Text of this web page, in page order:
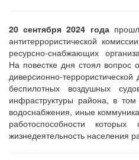
20 сентября 2024 года
антитеррористической
ресурсно-снабжающих
На повестке дня стоял
диверсионно-
беспилотных воздушных
инфраструктуры района, в
водоснабжения, иные
работоспособности
жизнедеятельность населения